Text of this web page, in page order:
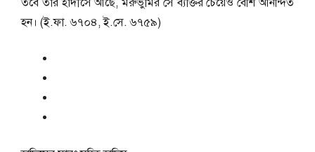
তবে তাঁর হাদীসে আছে, মরুভুমির সে ব্যক্তির চেয়েও বেশি আনন্দিত
হন। (ই.ফা. ৬৭০৪, ই.সে. ৬৭৫৯)